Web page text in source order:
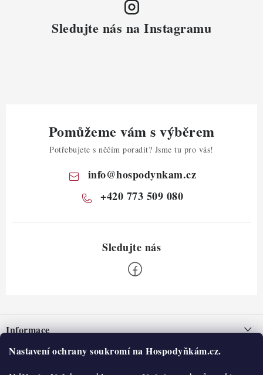
Nastavení ochrany soukromí na Hospodyňkám.cz.
Sledujte nás na Instagramu
Pomůžeme vám s výběrem
Potřebujete s něčím poradit? Jsme tu pro vás!
info@hospodynkam.cz
+420 773 509 080
pInformace
Nepřevzetí zásilky na dobírku
O nás